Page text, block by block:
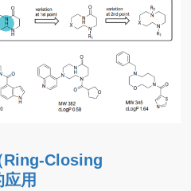
Ring-Closing
用